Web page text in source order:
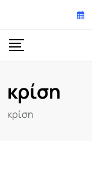
content
κρίση
κρίση